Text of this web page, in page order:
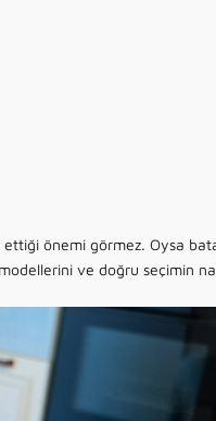
ettiği önemi görmez. Oysa
ve doğru seçimin